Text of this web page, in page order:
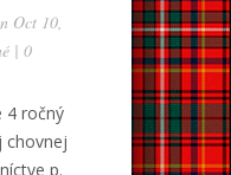
Oct 10,
| 0
4 ročný
chovnej
p.